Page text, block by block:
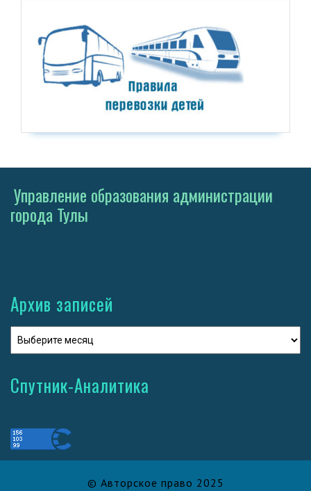
Управление образования администрации
города Тулы
Архив записей
Спутник-Аналитика
© Авторское право 2025